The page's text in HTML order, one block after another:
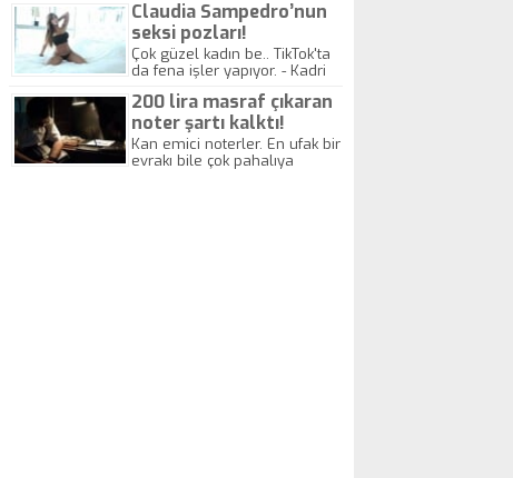
Claudia Sampedro’nun
seksi pozları!
Çok güzel kadın be.. TikTok'ta
da fena işler yapıyor. - Kadri
200 lira masraf çıkaran
noter şartı kalktı!
Kan emici noterler. En ufak bir
evrakı bile çok pahalıya